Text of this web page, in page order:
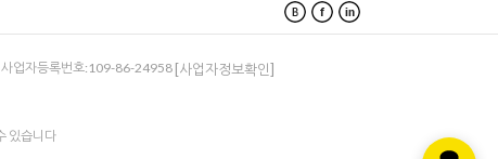
업자등록번호:109-86-24958 [사업자정보확인]
있습니다